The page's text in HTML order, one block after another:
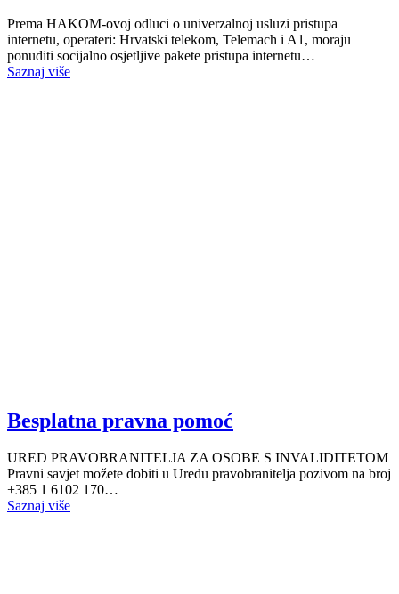
Prema HAKOM-ovoj odluci o univerzalnoj usluzi pristupa
internetu, operateri: Hrvatski telekom, Telemach i A1, moraju
ponuditi socijalno osjetljive pakete pristupa internetu…
Saznaj više
Besplatna pravna pomoć
URED PRAVOBRANITELJA ZA OSOBE S INVALIDITETOM
Pravni savjet možete dobiti u Uredu pravobranitelja pozivom na broj
+385 1 6102 170…
Saznaj više